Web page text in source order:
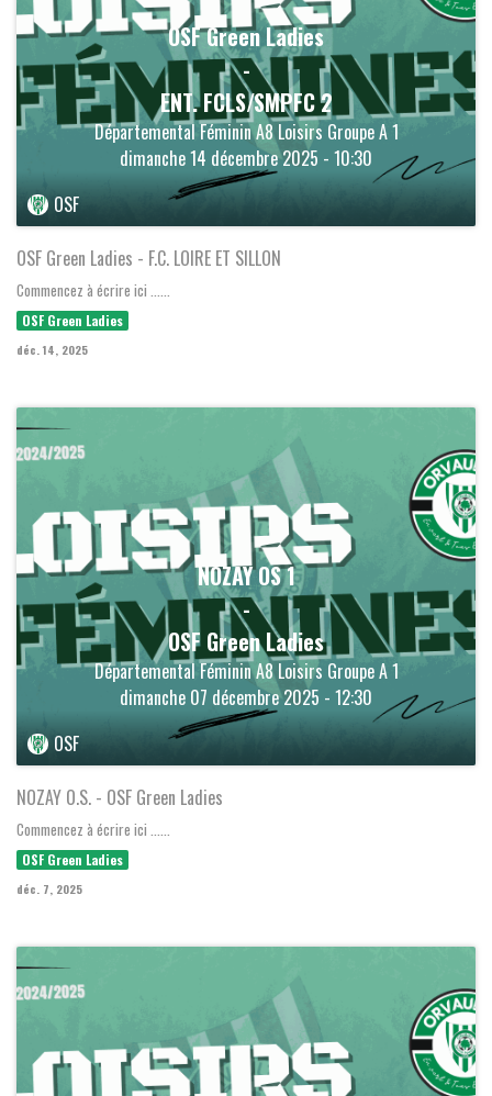
OSF Green Ladies
-
ENT. FCLS/SMPFC 2
Départemental Féminin A8 Loisirs Groupe A 1
dimanche 14 décembre 2025 - 10:30
OSF
OSF Green Ladies - F.C. LOIRE ET SILLON
Commencez à écrire ici ......
OSF Green Ladies
déc. 14, 2025
NOZAY OS 1
-
OSF Green Ladies
Départemental Féminin A8 Loisirs Groupe A 1
dimanche 07 décembre 2025 - 12:30
OSF
NOZAY O.S. - OSF Green Ladies
Commencez à écrire ici ......
OSF Green Ladies
déc. 7, 2025